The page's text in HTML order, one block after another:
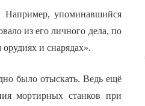
Например, упоминавшийся
из его личного дела, по
и снарядах».
было отыскать. Ведь ещё
мортирных станков при